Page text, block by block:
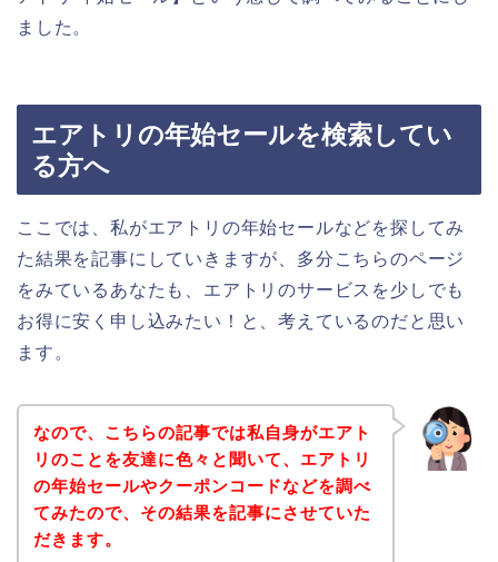
ました。
エアトリの年始セールを検索してい
る方へ
ここでは、私がエアトリの年始セールなどを探してみ
た結果を記事にしていきますが、多分こちらのページ
をみているあなたも、エアトリのサービスを少しでも
お得に安く申し込みたい！と、考えているのだと思い
ます。
なので、こちらの記事では私自身がエアト
リのことを友達に色々と聞いて、エアトリ
の年始セールやクーポンコードなどを調べ
てみたので、その結果を記事にさせていた
だきます。